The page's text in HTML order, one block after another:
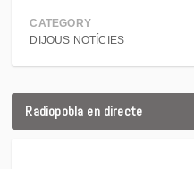
CATEGORY
DIJOUS NOTÍCIES
Radiopobla en directe